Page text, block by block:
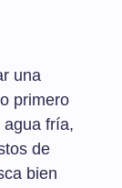
una
primero
agua fría,
de
bien